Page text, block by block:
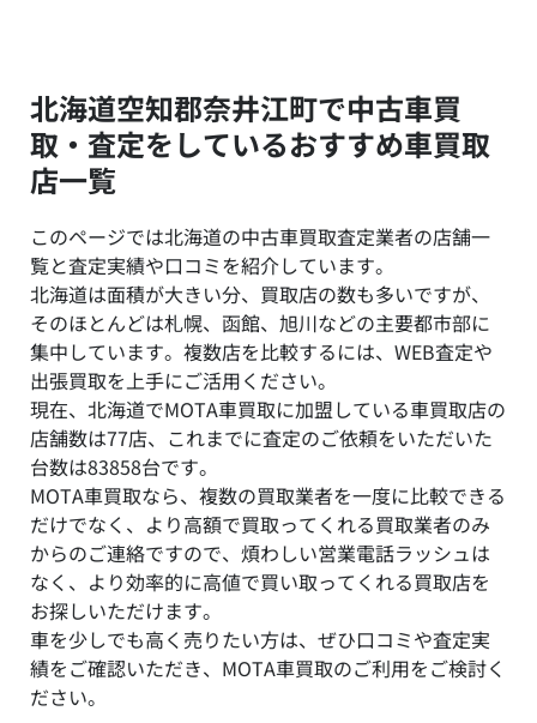
北海道空知郡奈井江町で中古車買
取・査定をしているおすすめ車買取
店一覧
このページでは北海道の中古車買取査定業者の店舗一
覧と査定実績や口コミを紹介しています。
北海道は面積が大きい分、買取店の数も多いですが、
そのほとんどは札幌、函館、旭川などの主要都市部に
集中しています。複数店を比較するには、WEB査定や
出張買取を上手にご活用ください。
現在、北海道でMOTA車買取に加盟している車買取店の
店舗数は77店、これまでに査定のご依頼をいただいた
台数は83858台です。
MOTA車買取なら、複数の買取業者を一度に比較できる
だけでなく、より高額で買取ってくれる買取業者のみ
からのご連絡ですので、煩わしい営業電話ラッシュは
なく、より効率的に高値で買い取ってくれる買取店を
お探しいただけます。
車を少しでも高く売りたい方は、ぜひ口コミや査定実
績をご確認いただき、MOTA車買取のご利用をご検討く
ださい。